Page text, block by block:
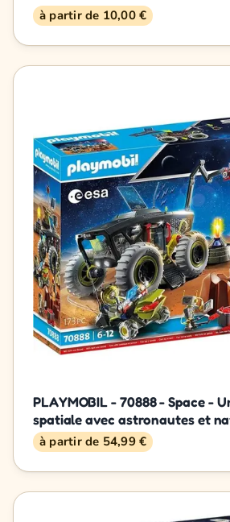
à partir de 10,00 €
PLAYMOBIL - 70888 - Space -
spatiale avec astronautes et
à partir de 54,99 €